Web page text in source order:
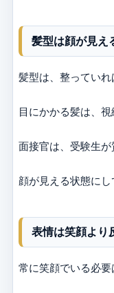
髪型は顔が見え
髪型は、整っていれ
目にかかる髪は、視
面接官は、受験生が
顔が見える状態にし
表情は笑顔より
常に笑顔でいる必要